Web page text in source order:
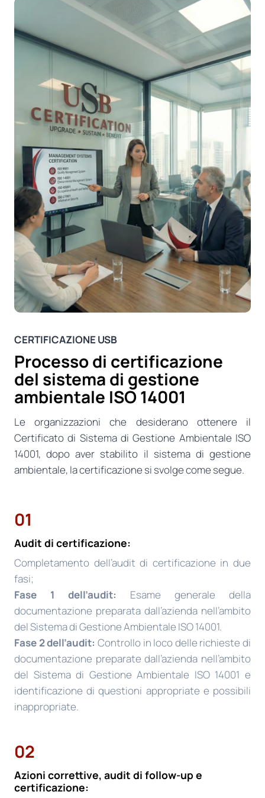
CERTIFICAZIONE USB
Processo di certificazione
del sistema di gestione
ambientale ISO 14001
Le organizzazioni che desiderano ottenere il
Certificato di Sistema di Gestione Ambientale ISO
14001, dopo aver stabilito il sistema di gestione
ambientale, la certificazione si svolge come segue.
01
Audit di certificazione:
Completamento dell’audit di certificazione in due
fasi;
Fase 1 dell’audit: Esame generale della
documentazione preparata dall’azienda nell’ambito
del Sistema di Gestione Ambientale ISO 14001.
Fase 2 dell’audit: Controllo in loco delle richieste di
documentazione preparate dall’azienda nell’ambito
del Sistema di Gestione Ambientale ISO 14001 e
identificazione di questioni appropriate e possibili
inappropriate.
02
Azioni correttive, audit di follow-up e
certificazione: